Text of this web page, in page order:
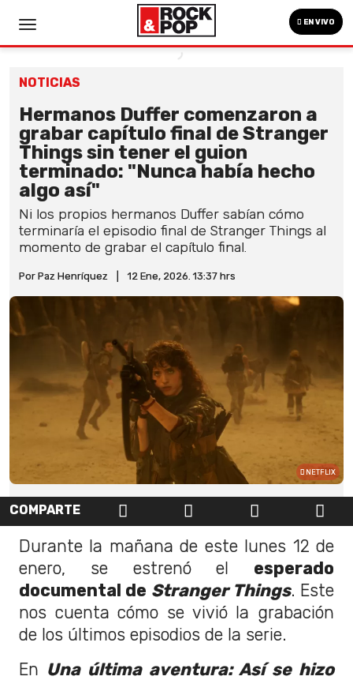
EN VIVO
NOTICIAS
Hermanos Duffer comenzaron a
grabar capítulo final de Stranger
Things sin tener el guion
terminado: "Nunca había hecho
algo así"
Ni los propios hermanos Duffer sabían cómo
terminaría el episodio final de Stranger Things al
momento de grabar el capítulo final.
Por Paz Henríquez 12 Ene, 2026. 13:37 hrs
NETFLIX
COMPARTE
Durante la mañana de este lunes 12 de
enero, se estrenó el esperado
documental de Stranger Things. Este
nos cuenta cómo se vivió la grabación
de los últimos episodios de la serie.
En Una última aventura: Así se hizo